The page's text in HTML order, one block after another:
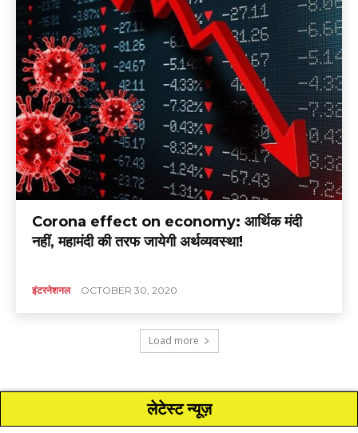
Corona effect on economy: आर्थिक मंदी
नहीं, महामंदी की तरफ जायेगी अर्थव्यवस्था!
इंटरनेशनल OCTOBER 30, 2020
Load more
लेटेस्ट न्यूज़